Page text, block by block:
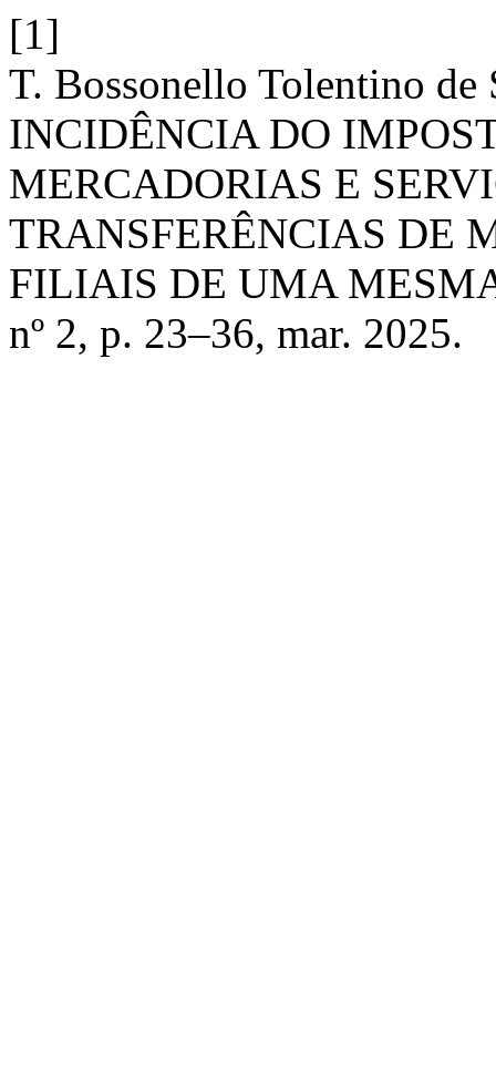
[1]
T. Bossonello Tolentino de
INCIDÊNCIA DO
MERCADORIAS E
TRANSFERÊNCIAS DE
FILIAIS DE UMA
nº 2, p. 23–36, mar. 2025.